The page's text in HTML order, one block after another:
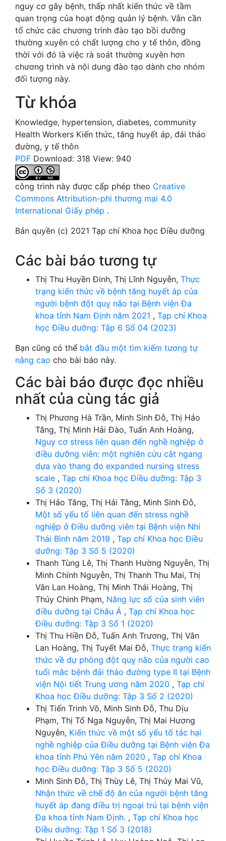
nguy cơ gây bệnh, thấp nhất kiến thức về tầm
quan trọng của hoạt động quản lý bệnh. Vẫn cần
tổ chức các chương trình đào tạo bồi dưỡng
thường xuyên có chất lượng cho y tế thôn, đồng
thời với đó là việc rà soát thường xuyên hơn
chương trình và nội dung đào tạo dành cho nhóm
đối tượng này.
Từ khóa
Knowledge, hypertension, diabetes, community
Health Workers Kiến thức, tăng huyết áp, đái tháo
đường, y tế thôn
PDF Download: 318 View: 940
công trình này được cấp phép theo Creative
Commons Attribution-phi thương mại 4.0
International Giấy phép .
Bản quyền (c) 2021 Tạp chí Khoa học Điều dưỡng
Các bài báo tương tự
Thị Thu Huyền Đinh, Thị Lĩnh Nguyễn, Thực
trạng kiến thức về bệnh tăng huyết áp của
người bệnh đột quỵ não tại Bệnh viện Đa
khoa tỉnh Nam Định năm 2021 , Tạp chí Khoa
học Điều dưỡng: Tập 6 Số 04 (2023)
Bạn cũng có thể bắt đầu một tìm kiếm tương tự
nâng cao cho bài báo này.
Các bài báo được đọc nhiều
nhất của cùng tác giả
Thị Phương Hà Trần, Minh Sinh Đỗ, Thị Hảo
Tăng, Thị Minh Hải Đào, Tuấn Anh Hoàng,
Nguy cơ stress liên quan đến nghề nghiệp ở
điều dưỡng viên: một nghiên cứu cắt ngang
dựa vào thang đo expanded nursing stress
scale , Tạp chí Khoa học Điều dưỡng: Tập 3
Số 3 (2020)
Thị Hảo Tăng, Thị Hải Tăng, Minh Sinh Đỗ,
Một số yếu tố liên quan đến stress nghề
nghiệp ở Điều dưỡng viên tại Bệnh viện Nhi
Thái Bình năm 2019 , Tạp chí Khoa học Điều
dưỡng: Tập 3 Số 5 (2020)
Thanh Tùng Lê, Thị Thanh Hường Nguyễn, Thị
Minh Chính Nguyễn, Thị Thanh Thu Mai, Thị
Vân Lan Hoàng, Thị Minh Thái Hoàng, Thị
Thúy Chinh Phạm, Năng lực số của sinh viên
điều dưỡng tại Châu Á , Tạp chí Khoa học
Điều dưỡng: Tập 3 Số 1 (2020)
Thị Thu Hiền Đỗ, Tuấn Anh Trương, Thị Vân
Lan Hoàng, Thị Tuyết Mai Đỗ, Thực trạng kiến
thức về dự phòng đột quỵ não của người cao
tuổi mắc bệnh đái tháo đường type II tại Bệnh
viện Nội tiết Trung ương năm 2020 , Tạp chí
Khoa học Điều dưỡng: Tập 3 Số 2 (2020)
Thị Tiến Trinh Võ, Minh Sinh Đỗ, Thu Dịu
Phạm, Thị Tố Nga Nguyễn, Thị Mai Hương
Nguyễn, Kiến thức về một số yếu tố tác hại
nghề nghiệp của Điều dưỡng tại Bệnh viện Đa
khoa tỉnh Phú Yên năm 2020 , Tạp chí Khoa
học Điều dưỡng: Tập 3 Số 5 (2020)
Minh Sinh Đỗ, Thị Thùy Lê, Thị Thúy Mai Vũ,
Nhận thức về chế độ ăn của người bệnh tăng
huyết áp đang điều trị ngoại trú tại bệnh viện
Đa khoa tỉnh Nam Định. , Tạp chí Khoa học
Điều dưỡng: Tập 1 Số 3 (2018)